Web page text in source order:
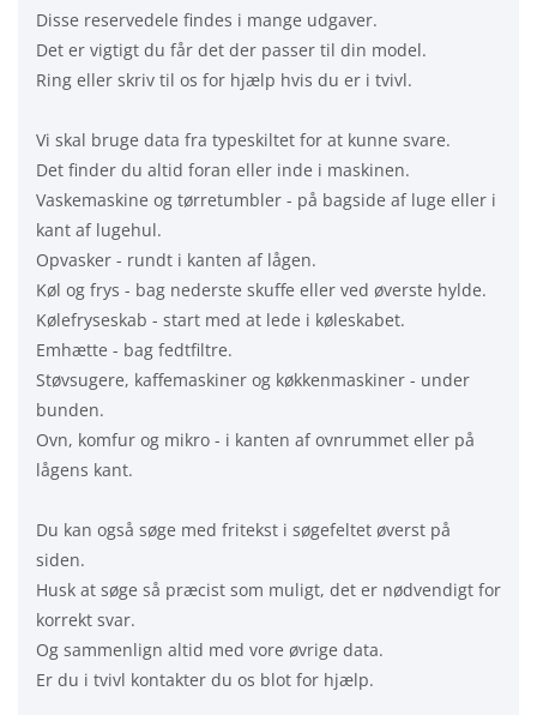
Disse reservedele findes i mange udgaver.
Det er vigtigt du får det der passer til din model.
Ring eller skriv til os for hjælp hvis du er i tvivl.
Vi skal bruge data fra typeskiltet for at kunne svare.
Det finder du altid foran eller inde i maskinen.
Vaskemaskine og tørretumbler - på bagside af luge eller i
kant af lugehul.
Opvasker - rundt i kanten af lågen.
Køl og frys - bag nederste skuffe eller ved øverste hylde.
Kølefryseskab - start med at lede i køleskabet.
Emhætte - bag fedtfiltre.
Støvsugere, kaffemaskiner og køkkenmaskiner - under
bunden.
Ovn, komfur og mikro - i kanten af ovnrummet eller på
lågens kant.
Du kan også søge med fritekst i søgefeltet øverst på
siden.
Husk at søge så præcist som muligt, det er nødvendigt for
korrekt svar.
Og sammenlign altid med vore øvrige data.
Er du i tvivl kontakter du os blot for hjælp.